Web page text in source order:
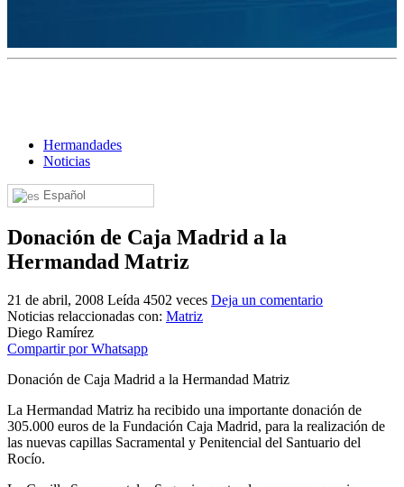
Hermandades
Noticias
Español
Donación de Caja Madrid a la
Hermandad Matriz
21 de abril, 2008 Leída 4502 veces Deja un comentario
Noticias relaccionadas con: Matriz
Diego Ramírez
Compartir por Whatsapp
Donación de Caja Madrid a la Hermandad Matriz
La Hermandad Matriz ha recibido una importante donación de
305.000 euros de la Fundación Caja Madrid, para la realización de
las nuevas capillas Sacramental y Penitencial del Santuario del
Rocío.
¿Cuándo se construyó la primera ermita?
El traslado cada siete años
¿Cuales son los actos principales que se celebran en el
Quiero hacer el camino,¿que tengo que hacer?